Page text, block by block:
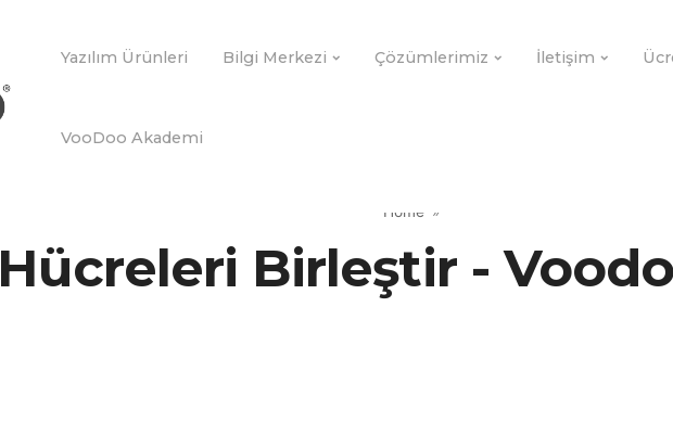
Yazılım Ürünleri Bilgi Merkezi Çözümlerimiz İletişim
VooDoo Akademi
Home
Hücreleri Birleştir -